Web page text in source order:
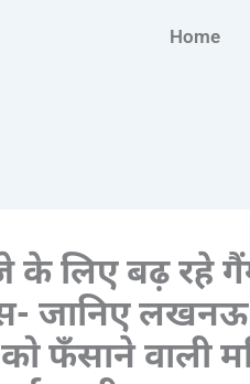
Home
लिए बढ़ रहे
जानिए लखनऊ
को फँसाने वाली